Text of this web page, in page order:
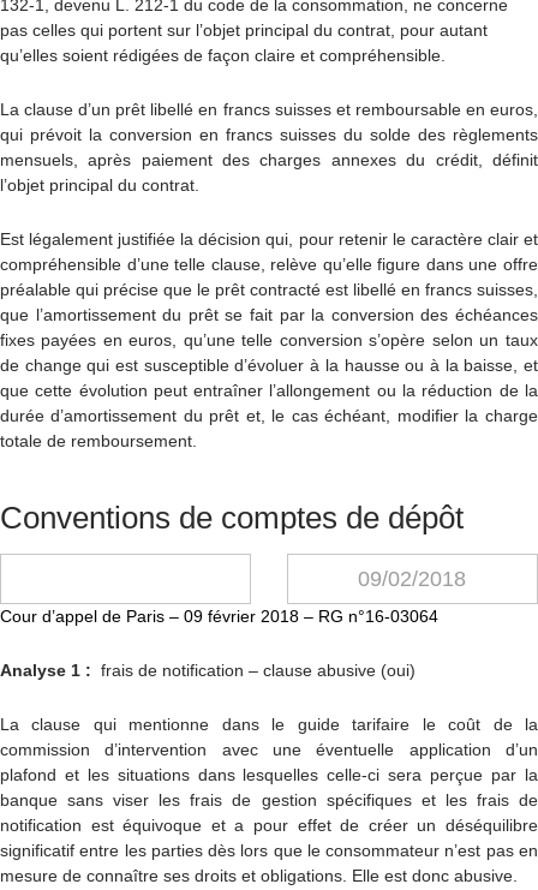
132-1, devenu L. 212-1 du code de la consommation, ne concerne
pas celles qui portent sur l’objet principal du contrat, pour autant
qu’elles soient rédigées de façon claire et compréhensible.
La clause d’un prêt libellé en francs suisses et remboursable en euros,
qui prévoit la conversion en francs suisses du solde des règlements
mensuels, après paiement des charges annexes du crédit, définit
l’objet principal du contrat.
Est légalement justifiée la décision qui, pour retenir le caractère clair et
compréhensible d’une telle clause, relève qu’elle figure dans une offre
préalable qui précise que le prêt contracté est libellé en francs suisses,
que l’amortissement du prêt se fait par la conversion des échéances
fixes payées en euros, qu’une telle conversion s’opère selon un taux
de change qui est susceptible d’évoluer à la hausse ou à la baisse, et
que cette évolution peut entraîner l’allongement ou la réduction de la
durée d’amortissement du prêt et, le cas échéant, modifier la charge
totale de remboursement.
Conventions de comptes de dépôt
09/02/2018
Cour d’appel de Paris – 09 février 2018 – RG n°16-03064
Analyse 1 : frais de notification – clause abusive (oui)
La clause qui mentionne dans le guide tarifaire le coût de la
commission d’intervention avec une éventuelle application d’un
plafond et les situations dans lesquelles celle-ci sera perçue par la
banque sans viser les frais de gestion spécifiques et les frais de
notification est équivoque et a pour effet de créer un déséquilibre
significatif entre les parties dès lors que le consommateur n’est pas en
mesure de connaître ses droits et obligations. Elle est donc abusive.